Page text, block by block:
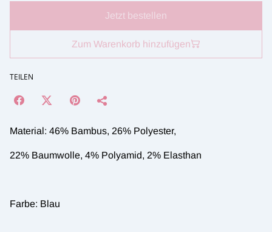
Jetzt bestellen
Zum Warenkorb hinzufügen
TEILEN
Material: 46% Bambus, 26% Polyester,
22% Baumwolle, 4% Polyamid, 2% Elasthan
Farbe: Blau